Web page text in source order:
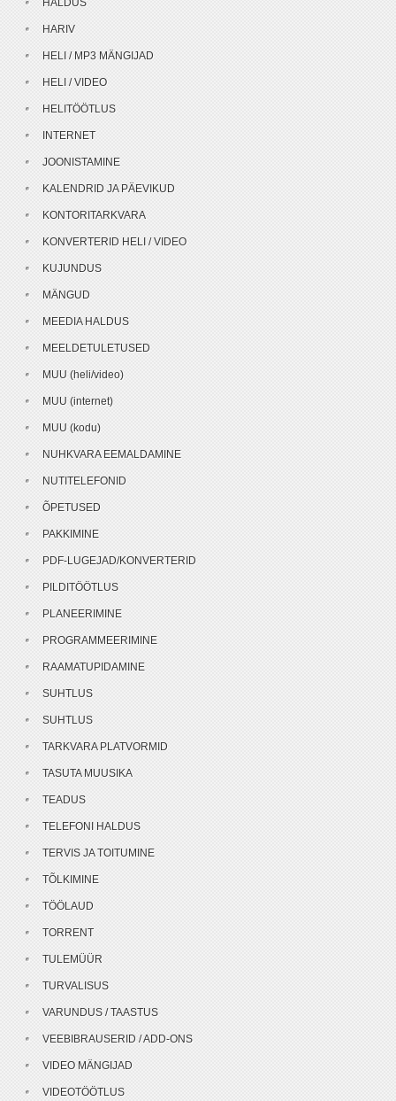
HALDUS
HARIV
HELI / MP3 MÄNGIJAD
HELI / VIDEO
HELITÖÖTLUS
INTERNET
JOONISTAMINE
KALENDRID JA PÄEVIKUD
KONTORITARKVARA
KONVERTERID HELI / VIDEO
KUJUNDUS
MÄNGUD
MEEDIA HALDUS
MEELDETULETUSED
MUU (heli/video)
MUU (internet)
MUU (kodu)
NUHKVARA EEMALDAMINE
NUTITELEFONID
ÕPETUSED
PAKKIMINE
PDF-LUGEJAD/KONVERTERID
PILDITÖÖTLUS
PLANEERIMINE
PROGRAMMEERIMINE
RAAMATUPIDAMINE
SUHTLUS
SUHTLUS
TARKVARA PLATVORMID
TASUTA MUUSIKA
TEADUS
TELEFONI HALDUS
TERVIS JA TOITUMINE
TÕLKIMINE
TÖÖLAUD
TORRENT
TULEMÜÜR
TURVALISUS
VARUNDUS / TAASTUS
VEEBIBRAUSERID / ADD-ONS
VIDEO MÄNGIJAD
VIDEOTÖÖTLUS